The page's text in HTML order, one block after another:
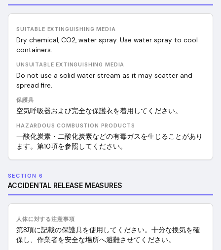
SUITABLE EXTINGUISHING MEDIA
Dry chemical, CO2, water spray. Use water spray to cool
containers.
UNSUITABLE EXTINGUISHING MEDIA
Do not use a solid water stream as it may scatter and
spread fire.
保護具
空気呼吸器および完全な保護衣を着用してください。
HAZARDOUS COMBUSTION PRODUCTS
一酸化炭素・二酸化炭素などの有毒ガスを生じることがあり
ます。第10項を参照してください。
SECTION 6
ACCIDENTAL RELEASE MEASURES
人体に対する注意事項
第8項に記載の保護具を使用してください。十分な換気を確
保し、作業者を安全な場所へ避難させてください。